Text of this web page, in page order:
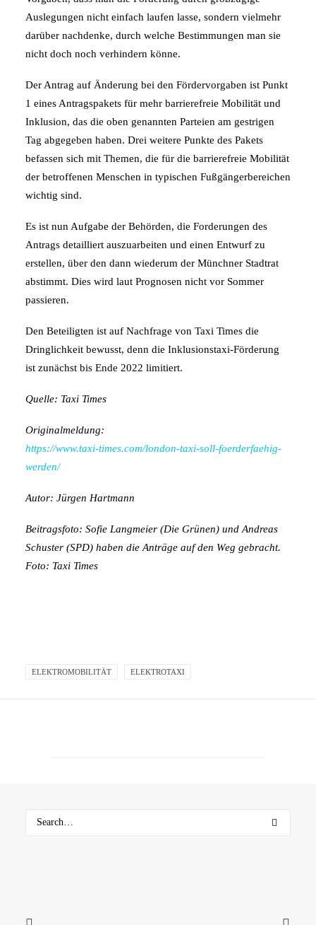
Auslegungen nicht einfach laufen lasse, sondern vielmehr
darüber nachdenke, durch welche Bestimmungen man sie
nicht doch noch verhindern könne.
Der Antrag auf Änderung bei den Fördervorgaben ist Punkt
1 eines Antragspakets für mehr barrierefreie Mobilität und
Inklusion, das die oben genannten Parteien am gestrigen
Tag abgegeben haben. Drei weitere Punkte des Pakets
befassen sich mit Themen, die für die barrierefreie Mobilität
der betroffenen Menschen in typischen Fußgängerbereichen
wichtig sind.
Es ist nun Aufgabe der Behörden, die Forderungen des
Antrags detailliert auszuarbeiten und einen Entwurf zu
erstellen, über den dann wiederum der Münchner Stadtrat
abstimmt. Dies wird laut Prognosen nicht vor Sommer
passieren.
Den Beteiligten ist auf Nachfrage von Taxi Times die
Dringlichkeit bewusst, denn die Inklusionstaxi-Förderung
ist zunächst bis Ende 2022 limitiert.
Quelle: Taxi Times
Originalmeldung:
https://www.taxi-times.com/london-taxi-soll-foerderfaehig-
werden/
Autor: Jürgen Hartmann
Beitragsfoto: Sofie Langmeier (Die Grünen) und Andreas
Schuster (SPD) haben die Anträge auf den Weg gebracht.
Foto: Taxi Times
ELEKTROMOBILITÄT ELEKTROTAXI